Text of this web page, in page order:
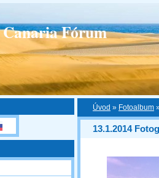
Fórum
Úvod » Fotoalbum
13.1.2014